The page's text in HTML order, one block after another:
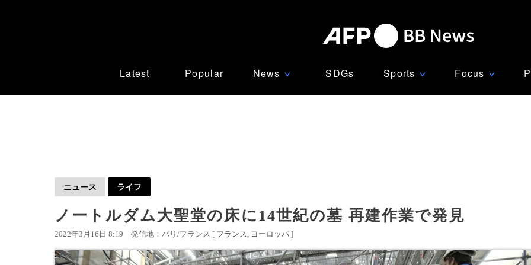
Latest Popular News ∨ SDGs Sports ∨ Focus ∨
ニュース ライフ
ノートルダム大聖堂の床に14世紀の墓 再建作業で発見
2022年3月16日 8:19 発信地：パリ/フランス [ フランス ヨーロッパ ]